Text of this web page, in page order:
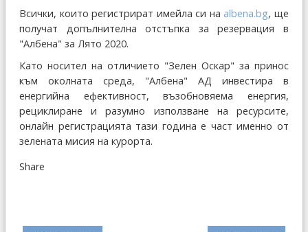
Всички, които регистрират имейла си на albena.bg, ще
получат допълнителна отстъпка за резервация в
"Албена" за Лято 2020.
Като носител на отличието "Зелен Оскар" за принос
към околната среда, "Албена" АД инвестира в
енергийна ефективност, възобновяема енергия,
рециклирaне и разумно използване на ресурсите,
онлайн регистрацията тази година е част именно от
зелената мисия на курорта.
Share